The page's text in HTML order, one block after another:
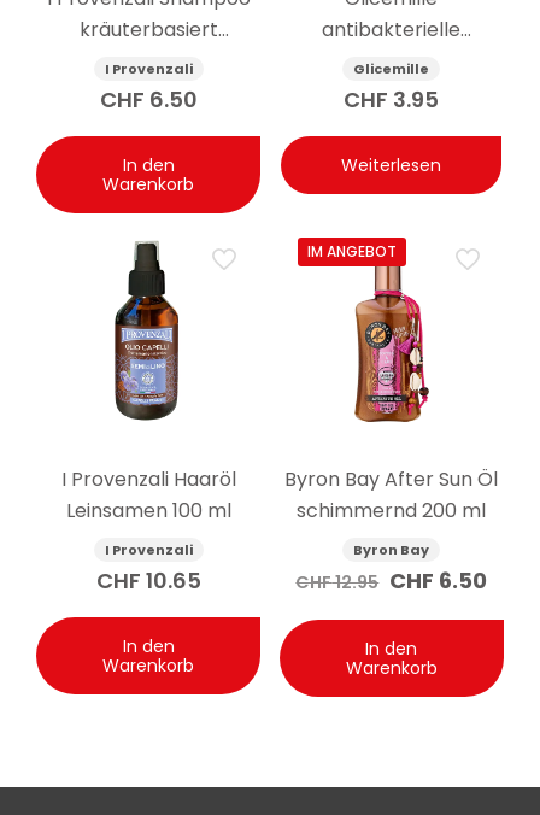
kräuterbasiert
Seideneffekt
Sheabutter und
I Provenzali
CHF 6.50
In den
Warenkorb
antibakterielle
feuchtigkeitsspendende
Handcreme mit
Glicemille
CHF 3.95
Weiterlesen
I Provenzali Haaröl
Leinsamen 100 ml
I Provenzali
CHF 10.65
In den
Warenkorb
IM ANGEBOT
Byron Bay After Sun Öl
schimmernd 200 ml
Byron Bay
CHF12.95
war:
CHF 12.95
CHF 6.50
ist:
In den
Warenkorb